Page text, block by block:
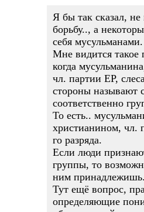
Я бы так сказал, не
борьбу.., а
себя мусульманами.
Мне видится такое
когда
чл. партии ЕР,
стороны называют
соответственно
То есть..
христианином, чл.
го разряда.
Если люди
группы, то
ним принадлежишь.
Тут ещё вопрос,
определяющие